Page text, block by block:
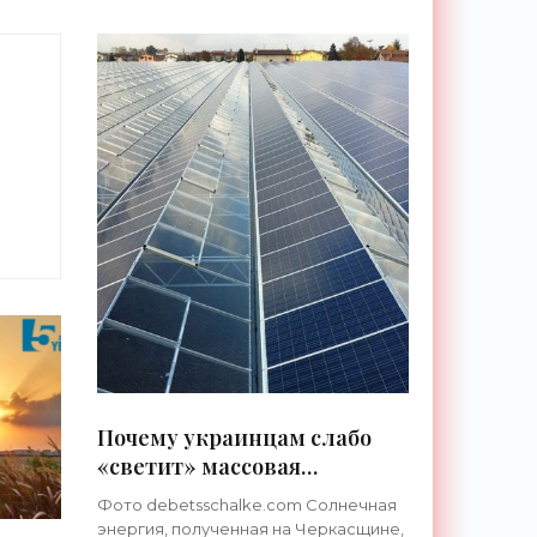
Почему украинцам слабо
«светит» массовая
установка солнечных
фотоэлектрических систем
Фото debetsschalke.com Солнечная
энергия, полученная на Черкасщине,